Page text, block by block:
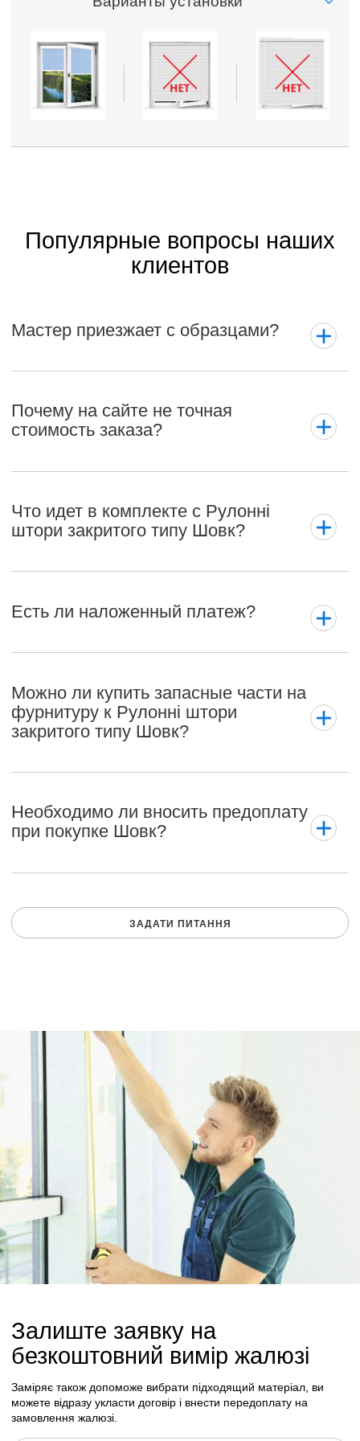
Популярные вопросы наших
клиентов
Мастер приезжает с образцами?
Почему на сайте не точная
стоимость заказа?
Что идет в комплекте с Рулонні
штори закритого типу Шовк?
Есть ли наложенный платеж?
Можно ли купить запасные части на
фурнитуру к Рулонні штори
закритого типу Шовк?
Необходимо ли вносить предоплату
при покупке Шовк?
ЗАДАТИ ПИТАННЯ
Залиште заявку на
безкоштовний вимір жалюзі
Заміряє також допоможе вибрати підходящий матеріал, ви
можете відразу укласти договір і внести передоплату на
замовлення жалюзі.